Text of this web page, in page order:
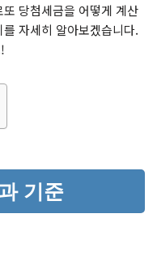
당첨세금을 어떻게 계산
자세히 알아보겠습니다.
기준